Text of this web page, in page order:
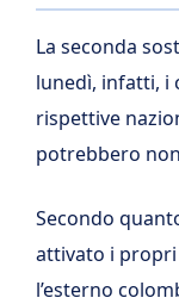
La seconda
lunedì, infatti, i
rispettive
potrebbero
Secondo
attivato i
l’esterno